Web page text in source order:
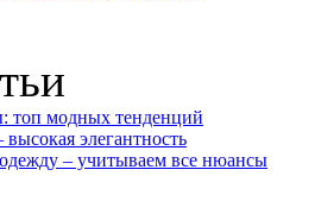
топ модных тенденций
элегантность
– учитываем все нюансы